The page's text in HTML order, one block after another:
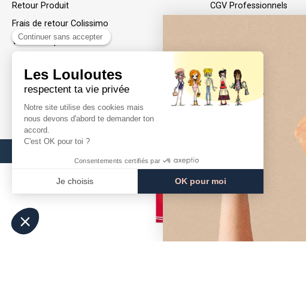
Retour Produit
Frais de retour Colissimo
Votre compte
Nos Points de Vente
Contact
Presse
CGV Professionnels